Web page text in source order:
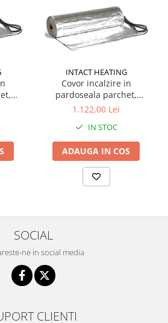
INTACT HEATING
Covor incalzire in
pardoseala parchet,
mocheta 1500W - 10.0m2
1.122,00 Lei
IN STOC
ADAUGA IN COS
SOCIAL
ne in social media
CLIENTI